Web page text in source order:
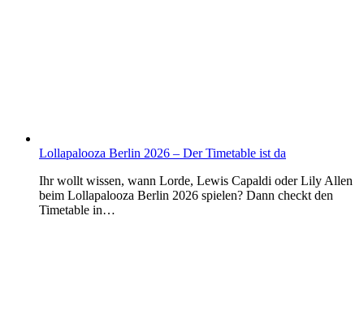
Lollapalooza Berlin 2026 – Der Timetable ist da
Ihr wollt wissen, wann Lorde, Lewis Capaldi oder Lily Allen
beim Lollapalooza Berlin 2026 spielen? Dann checkt den
Timetable in…